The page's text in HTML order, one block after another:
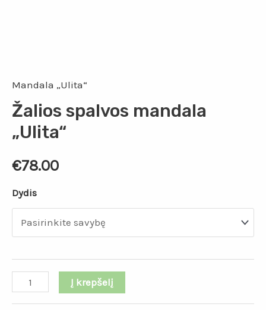
Mandala „Ulita“
Žalios spalvos mandala
„Ulita“
€78.00
Dydis
Į krepšelį